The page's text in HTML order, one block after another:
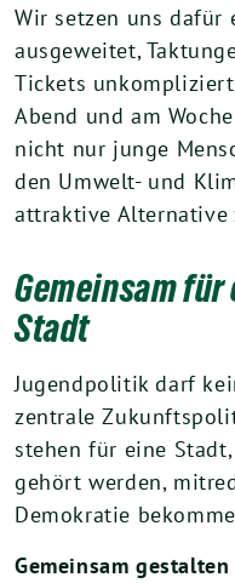
Wir setzen uns dafür
ausgeweitet,
Tickets
Abend und am
nicht nur junge
den Umwelt- und
attraktive Alternative
Gemeinsam
Stadt
Jugendpolitik darf
zentrale
stehen für eine
gehört werden,
Demokratie
Gemeinsam